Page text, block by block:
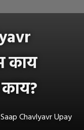
काय
Saap Chavlyavr Upay